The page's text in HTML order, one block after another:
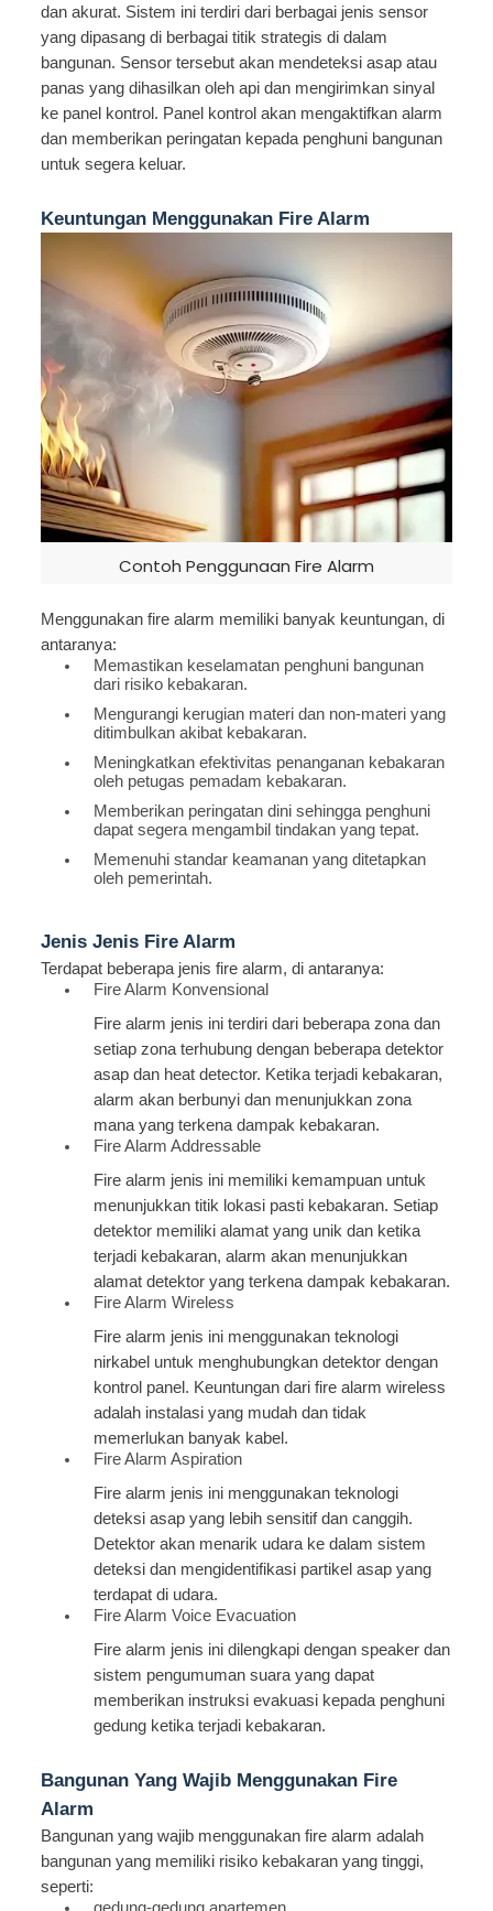
dan akurat. Sistem ini terdiri dari berbagai jenis sensor
yang dipasang di berbagai titik strategis di dalam
bangunan. Sensor tersebut akan mendeteksi asap atau
panas yang dihasilkan oleh api dan mengirimkan sinyal
ke panel kontrol. Panel kontrol akan mengaktifkan alarm
dan memberikan peringatan kepada penghuni bangunan
untuk segera keluar.
Keuntungan Menggunakan Fire Alarm
Contoh Penggunaan Fire Alarm
Menggunakan fire alarm memiliki banyak keuntungan, di
antaranya:
Memastikan keselamatan penghuni bangunan
dari risiko kebakaran.
Mengurangi kerugian materi dan non-materi yang
ditimbulkan akibat kebakaran.
Meningkatkan efektivitas penanganan kebakaran
oleh petugas pemadam kebakaran.
Memberikan peringatan dini sehingga penghuni
dapat segera mengambil tindakan yang tepat.
Memenuhi standar keamanan yang ditetapkan
oleh pemerintah.
Jenis Jenis Fire Alarm
Terdapat beberapa jenis fire alarm, di antaranya:
Fire Alarm Konvensional
Fire alarm jenis ini terdiri dari beberapa zona dan
setiap zona terhubung dengan beberapa detektor
asap dan heat detector. Ketika terjadi kebakaran,
alarm akan berbunyi dan menunjukkan zona
mana yang terkena dampak kebakaran.
Fire Alarm Addressable
Fire alarm jenis ini memiliki kemampuan untuk
menunjukkan titik lokasi pasti kebakaran. Setiap
detektor memiliki alamat yang unik dan ketika
terjadi kebakaran, alarm akan menunjukkan
alamat detektor yang terkena dampak kebakaran.
Fire Alarm Wireless
Fire alarm jenis ini menggunakan teknologi
nirkabel untuk menghubungkan detektor dengan
kontrol panel. Keuntungan dari fire alarm wireless
adalah instalasi yang mudah dan tidak
memerlukan banyak kabel.
Fire Alarm Aspiration
Fire alarm jenis ini menggunakan teknologi
deteksi asap yang lebih sensitif dan canggih.
Detektor akan menarik udara ke dalam sistem
deteksi dan mengidentifikasi partikel asap yang
terdapat di udara.
Fire Alarm Voice Evacuation
Fire alarm jenis ini dilengkapi dengan speaker dan
sistem pengumuman suara yang dapat
memberikan instruksi evakuasi kepada penghuni
gedung ketika terjadi kebakaran.
Bangunan Yang Wajib Menggunakan Fire
Alarm
Bangunan yang wajib menggunakan fire alarm adalah
bangunan yang memiliki risiko kebakaran yang tinggi,
seperti:
gedung-gedung apartemen